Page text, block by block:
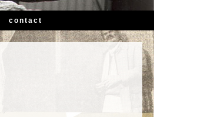
contact